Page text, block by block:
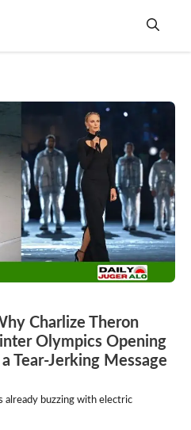
Charlize Theron
Olympics Opening
Tear-Jerking Message
already buzzing with electric